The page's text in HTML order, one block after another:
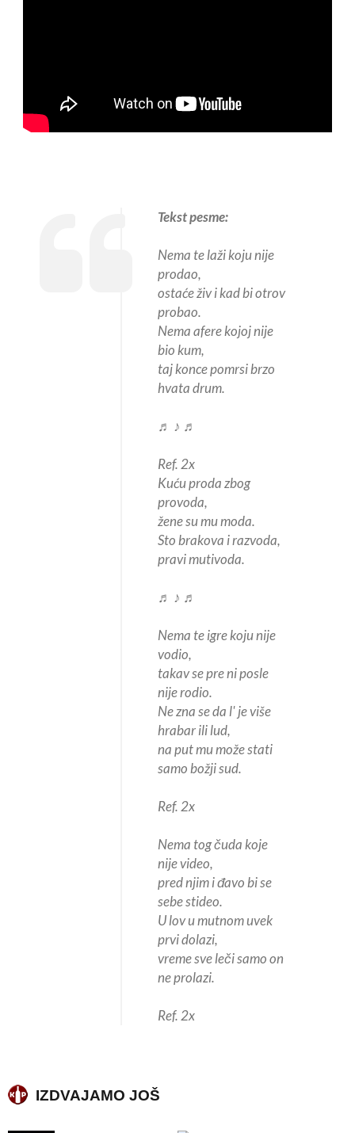
Tekst pesme:
Nema te laži koju nije
prodao,
ostaće živ i kad bi otrov
probao.
Nema afere kojoj nije
bio kum,
taj konce pomrsi brzo
hvata drum.
♬ ♪ ♬
Ref. 2x
Kuću proda zbog
provoda,
žene su mu moda.
Sto brakova i razvoda,
pravi mutivoda.
♬ ♪ ♬
Nema te igre koju nije
vodio,
takav se pre ni posle
nije rodio.
Ne zna se da l' je više
hrabar ili lud,
na put mu može stati
samo božji sud.
Ref. 2x
Nema tog čuda koje
nije video,
pred njim i đavo bi se
sebe stideo.
U lov u mutnom uvek
prvi dolazi,
vreme sve leči samo on
ne prolazi.
Ref. 2x
IZDVAJAMO JOŠ